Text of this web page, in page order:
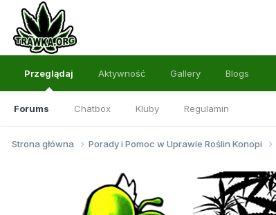
Przeglądaj
Forums Chatbox Kluby Regulamin
Aktywność Gallery Blogs
Strona główna Porady i Pomoc w Uprawie Roślin Konopi